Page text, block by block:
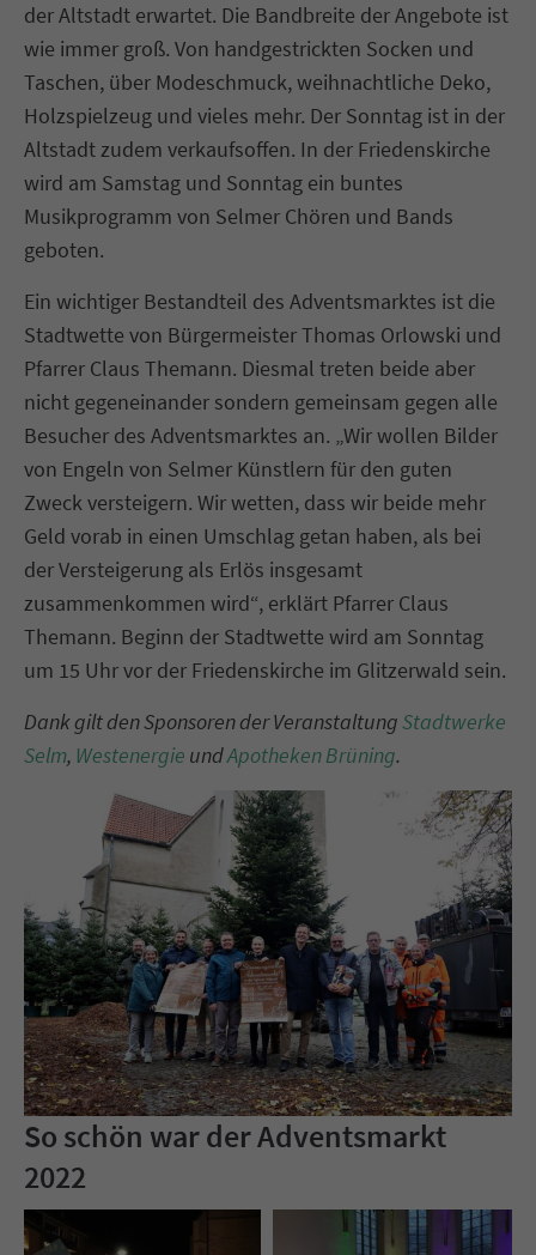
der Altstadt erwartet. Die Bandbreite der Angebote ist
wie immer groß. Von handgestrickten Socken und
Taschen, über Modeschmuck, weihnachtliche Deko,
Holzspielzeug und vieles mehr. Der Sonntag ist in der
Altstadt zudem verkaufsoffen. In der Friedenskirche
wird am Samstag und Sonntag ein buntes
Musikprogramm von Selmer Chören und Bands
geboten.
Ein wichtiger Bestandteil des Adventsmarktes ist die
Stadtwette von Bürgermeister Thomas Orlowski und
Pfarrer Claus Themann. Diesmal treten beide aber
nicht gegeneinander sondern gemeinsam gegen alle
Besucher des Adventsmarktes an. „Wir wollen Bilder
von Engeln von Selmer Künstlern für den guten
Zweck versteigern. Wir wetten, dass wir beide mehr
Geld vorab in einen Umschlag getan haben, als bei
der Versteigerung als Erlös insgesamt
zusammenkommen wird“, erklärt Pfarrer Claus
Themann. Beginn der Stadtwette wird am Sonntag
um 15 Uhr vor der Friedenskirche im Glitzerwald sein.
Dank gilt den Sponsoren der VeranstaltungStadtwerke
Selm, Westenergie undApotheken Brüning.
So schön war der Adventsmarkt
2022